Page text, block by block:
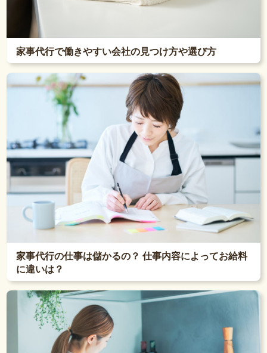
家事代行で働きやすい会社の見つけ方や選び方
家事代行の仕事は儲かるの？ 仕事内容によってお給料
に違いは？